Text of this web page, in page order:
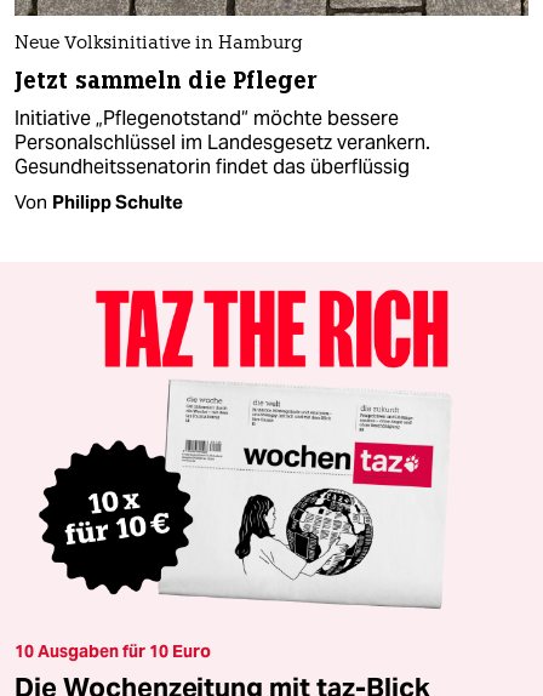
Neue Volksinitiative in Hamburg
Jetzt sammeln die Pfleger
Initiative „Pflegenotstand“ möchte bessere
Personalschlüssel im Landesgesetz verankern.
Gesundheitssenatorin findet das überflüssig
Von Philipp Schulte
10 Ausgaben für 10 Euro
Die Wochenzeitung mit taz-Blick